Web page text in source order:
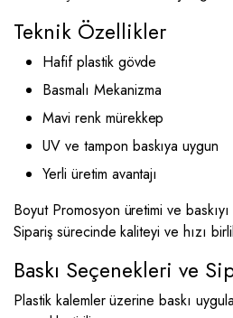
Teknik Özellikler
Hafif plastik gövde
Basmalı Mekanizma
Mavi renk mürekkep
UV ve tampon baskıya uygun
Yerli üretim avantajı
Boyut Promosyon üretimi ve
Sipariş sürecinde kaliteyi ve hızı
Baskı Seçenekleri ve
Plastik kalemler üzerine baskı